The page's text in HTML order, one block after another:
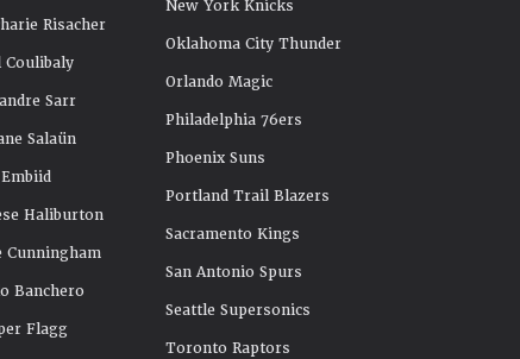
Risacher
Coulibaly
Sarr
Salaün
Haliburton
Cunningham
Banchero
Flagg
New York Knicks
Oklahoma City Thunder
Orlando Magic
Philadelphia 76ers
Phoenix Suns
Portland Trail Blazers
Sacramento Kings
San Antonio Spurs
Seattle Supersonics
Toronto Raptors